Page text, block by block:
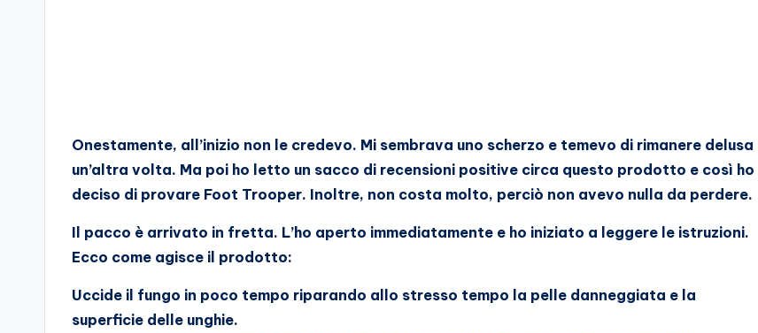
Onestamente, all’inizio non le credevo. Mi sembrava uno scherzo e temevo di rimanere delusa
un’altra volta. Ma poi ho letto un sacco di recensioni positive circa questo prodotto e così ho
deciso di provare Foot Trooper. Inoltre, non costa molto, perciò non avevo nulla da perdere.
Il pacco è arrivato in fretta. L’ho aperto immediatamente e ho iniziato a leggere le istruzioni.
Ecco come agisce il prodotto:
Uccide il fungo in poco tempo riparando allo stresso tempo la pelle danneggiata e la
superficie delle unghie.